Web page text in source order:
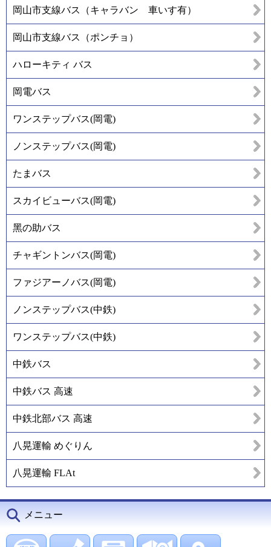
岡山市支線バス（キャラバン 車いす有）
岡山市支線バス（ポンチョ）
ハローキティ バス
岡電バス
ワンステップバス(岡電)
ノンステップバス(岡電)
たまバス
スカイビューバス(岡電)
黑の助バス
チャギントンバス(岡電)
ファジアーノバス(岡電)
ノンステップバス(中鉄)
ワンステップバス(中鉄)
中鉄バス
中鉄バス 高速
中鉄北部バス 高速
八晃運輸 めぐりん
八晃運輸 FLAt
メニュー